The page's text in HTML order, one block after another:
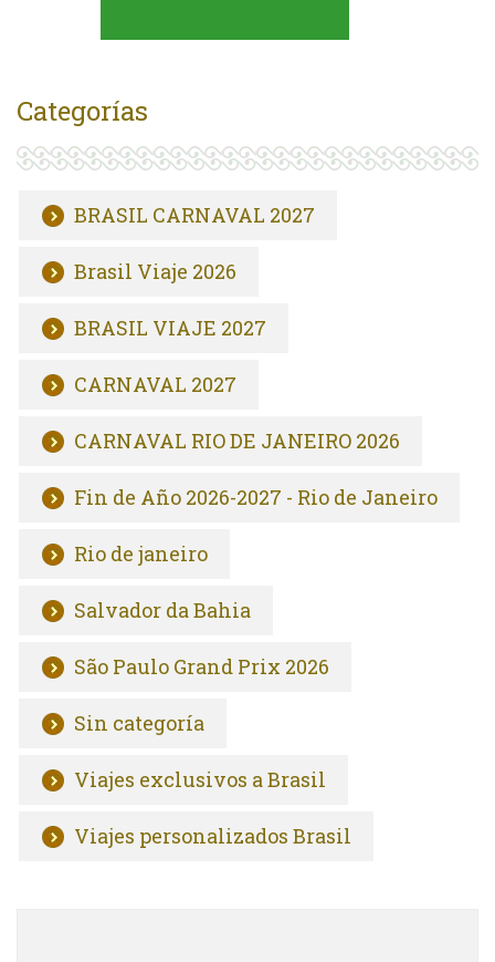
Categorías
BRASIL CARNAVAL 2027
Brasil Viaje 2026
BRASIL VIAJE 2027
CARNAVAL 2027
CARNAVAL RIO DE JANEIRO 2026
Fin de Año 2026-2027 - Rio de Janeiro
Rio de janeiro
Salvador da Bahia
São Paulo Grand Prix 2026
Sin categoría
Viajes exclusivos a Brasil
Viajes personalizados Brasil